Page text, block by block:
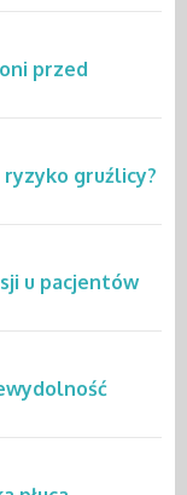
przed
gruźlicy?
u pacjentów